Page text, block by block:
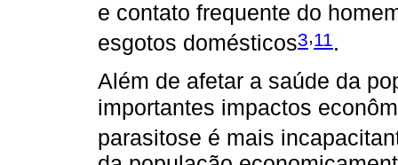
e contato frequente do
esgotos domésticos3,11.
Além de afetar a saúde da
importantes impactos
parasitose é mais